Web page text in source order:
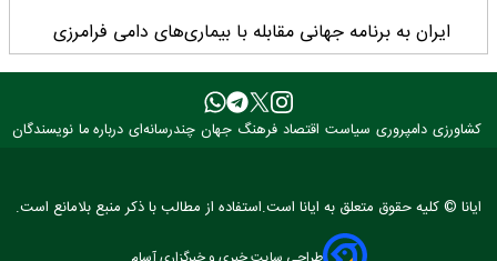
ایران به برنامه جهانی مقابله با بیماری‌های دامی فرامرزی
پیوست
خبرنگار میان واقعیت و افکار عمومی پل می‌زند/ نقد منصفانه
تولید قزل‌آلا در کشور از ۲۷۳ هزار تن عبور کرد
تسریع در اجرای تفاهم‌نامه‌های همکاری در طرح مردمی
کشاورزی دامپروری سیاست اقتصاد فرهنگ جهان چندرسانه‌ای درباره ما نویسندگان
ایانا © کلیه حقوق متعلق به ایانا است.استفاده از مطالب با ذکر منبع بلامانع است.